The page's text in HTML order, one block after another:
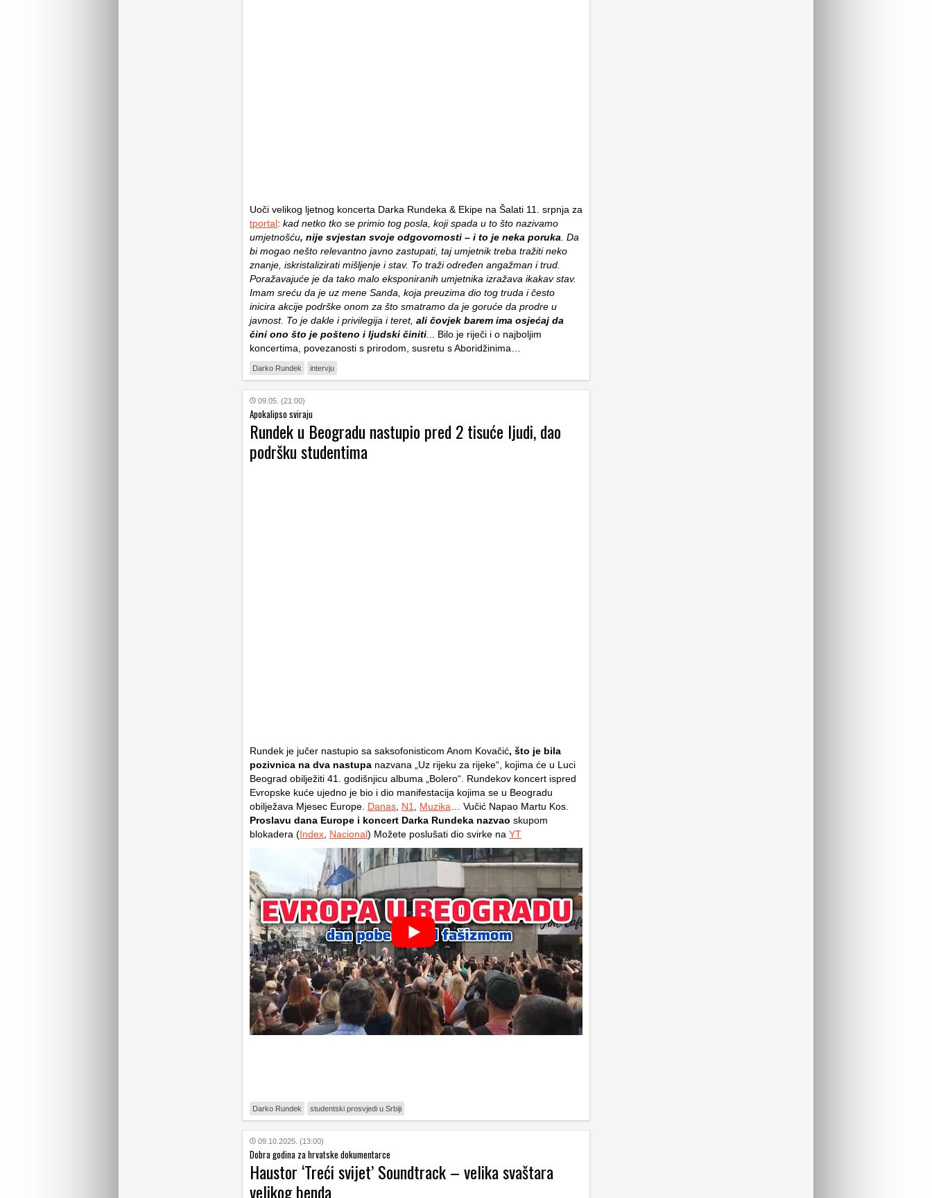
Uoči velikog ljetnog koncerta Darka Rundeka & Ekipe na Šalati 11. srpnja za
tportal: kad netko tko se primio tog posla, koji spada u to što nazivamo
umjetnošću, nije svjestan svoje odgovornosti – i to je neka poruka . Da
bi mogao nešto relevantno javno zastupati, taj umjetnik treba tražiti neko
znanje, iskristalizirati mišljenje i stav. To traži određen angažman i trud.
Poražavajuće je da tako malo eksponiranih umjetnika izražava ikakav stav.
Imam sreću da je uz mene Sanda, koja preuzima dio tog truda i često
inicira akcije podrške onom za što smatramo da je goruće da prodre u
javnost. To je dakle i privilegija i teret, ali čovjek barem ima osjećaj da
čini ono što je pošteno i ljudski činiti
.. Bilo je riječi i o najboljim
koncertima, povezanosti s prirodom, susretu s Aboridžinima…
Darko Rundek intervju
09.05. (21:00)
Apokalipso sviraju
Rundek u Beogradu nastupio pred 2 tisuće ljudi, dao
podršku studentima
Rundek je jučer nastupio sa saksofonisticom Anom Kovačić, što je bila
pozivnica na dva nastupa nazvana „Uz rijeku za rijeke“, kojima će u Luci
Beograd obilježiti 41. godišnjicu albuma „Bolero“. Rundekov koncert ispred
Evropske kuće ujedno je bio i dio manifestacija kojima se u Beogradu
obilježava Mjesec Europe. Danas N1 Muzika … Vučić Napao Martu Kos.
Proslavu dana Europe i koncert Darka Rundeka nazvao skupom
blokadera (Index Nacional) Možete poslušati dio svirke na YT
Darko Rundek studentski prosvjedi u Srbiji
09.10.2025. (13:00)
Dobra godina za hrvatske dokumentarce
Haustor ‘Treći svijet’ Soundtrack – velika svaštara
velikog benda